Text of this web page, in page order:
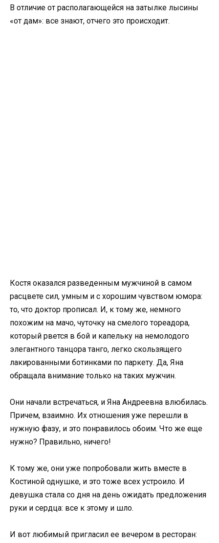
В отличие от располагающейся на затылке лысины
«от дам»: все знают, отчего это происходит.
Костя оказался разведенным мужчиной в самом
расцвете сил, умным и с хорошим чувством юмора:
то, что доктор прописал. И, к тому же, немного
похожим на мачо, чуточку на смелого тореадора,
который рвется в бой и капельку на немолодого
элегантного танцора танго, легко скользящего
лакированными ботинками по паркету. Да, Яна
обращала внимание только на таких мужчин.
Они начали встречаться, и Яна Андреевна влюбилась.
Причем, взаимно. Их отношения уже перешли в
нужную фазу, и это понравилось обоим. Что же еще
нужно? Правильно, ничего!
К тому же, они уже попробовали жить вместе в
Костиной однушке, и это тоже всех устроило. И
девушка стала со дня на день ожидать предложения
руки и сердца: все к этому и шло.
И вот любимый пригласил ее вечером в ресторан: